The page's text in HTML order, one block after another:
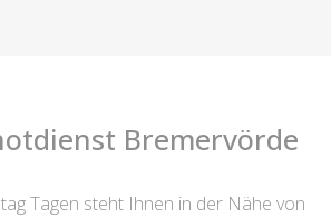
Bremervörde
Tagen steht Ihnen in der Nähe von